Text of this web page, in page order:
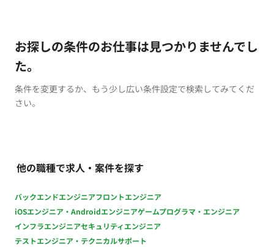
お探しの条件のお仕事は見つかりませんでし
た。
条件を変更するか、もう少し広い条件設定で検索してみてくだ
さい。
他の職種で求人・案件を探す
バックエンドエンジニアフロントエンジニア
iOSエンジニア・Androidエンジニアゲームプログラマ・エンジニア
インフラエンジニアセキュリティエンジニア
テストエンジニア・テクニカルサポート